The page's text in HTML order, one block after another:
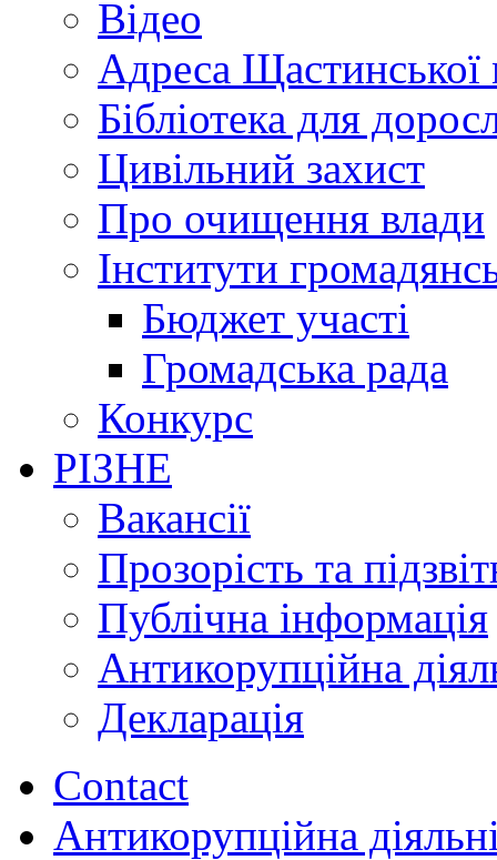
Відео
Адреса Щастинської
Бібліотека для
Цивільний захист
Про очищення влади
Інститути
Бюджет участі
Громадська рада
Конкурс
РІЗНЕ
Вакансії
Прозорість та
Публічна інформація
Антикорупційна
Декларація
Contact
Антикорупційна